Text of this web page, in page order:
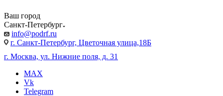
Ваш город
Санкт-Петербург
info@podrf.ru
г. Санкт-Петербург, Цветочная улица,18Б
г. Москва, ул. Нижние поля, д. 31
MAX
Vk
Telegram